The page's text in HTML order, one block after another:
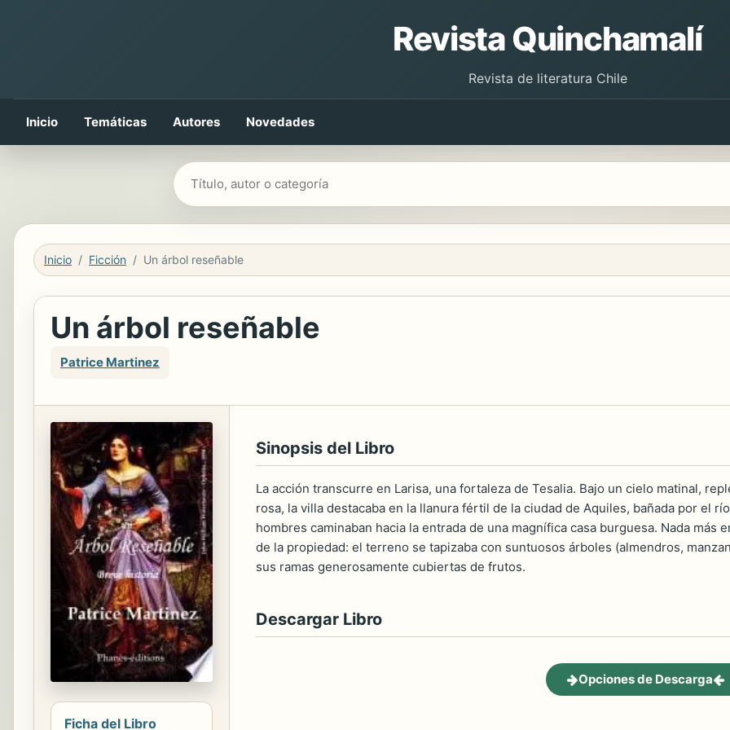
Revista Quinchamalí
Revista de literatura Chile
Inicio Temáticas Autores Novedades
Buscar libros
Inicio Ficción Un árbol reseñable
Un árbol reseñable
Patrice Martinez
Ficha del Libro
Sinopsis del Libro
La acción transcurre en Larisa, una fortaleza de Tesalia. Bajo un cielo matinal,
rosa, la villa destacaba en la llanura fértil de la ciudad de Aquiles, bañada por el
hombres caminaban hacia la entrada de una magnífica casa burguesa. Nada
de la propiedad: el terreno se tapizaba con suntuosos árboles (almendros,
sus ramas generosamente cubiertas de frutos.
Descargar Libro
Opciones de Descarga